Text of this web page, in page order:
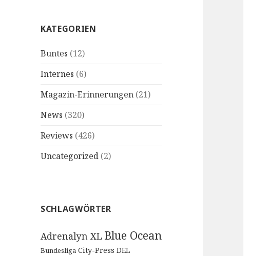
KATEGORIEN
Buntes (12)
Internes (6)
Magazin-Erinnerungen (21)
News (320)
Reviews (426)
Uncategorized (2)
SCHLAGWÖRTER
Adrenalyn XL Blue Ocean
Bundesliga City-Press DEL